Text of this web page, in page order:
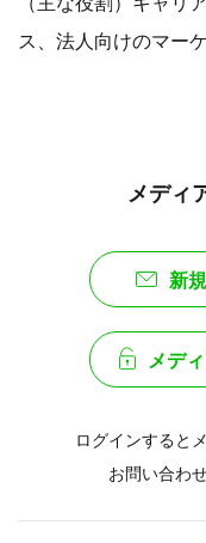
ス、法人向けのマー
メディ
新
メデ
ログインすると
お問い合わ